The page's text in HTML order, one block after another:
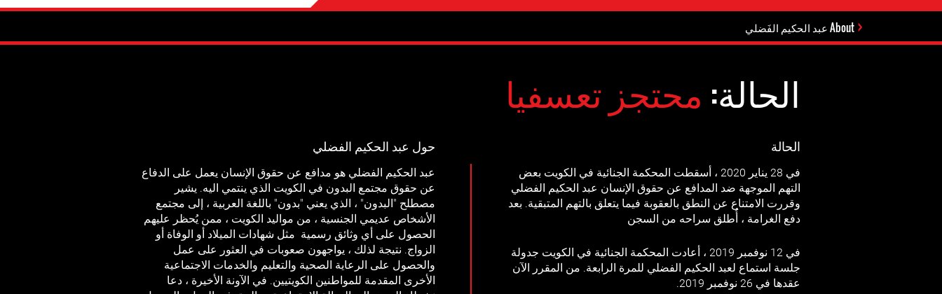
About عبد الحكيم الفَضلي
الحالة: محتجز تعسفيا
الحالة
في 28 يناير 2020 ، أسقطت المحكمة الجنائية في الكويت بعض
التهم الموجهة ضد المدافع عن حقوق الإنسان عبد الحكيم الفضلي
وقررت الامتناع عن النطق بالعقوبة فيما يتعلق بالتهم المتبقية. بعد
دفع الغرامة ، أُطلق سراحه من السجن
في 12 نوفمبر 2019 ، أعادت المحكمة الجنائية في الكويت جدولة
جلسة استماع لعبد الحكيم الفضلي للمرة الرابعة. من المقرر الآن
عقدها في 26 نوفمبر 2019.
حول عبد الحكيم الفضلي
عبد الحكيم الفضلي هو مدافع عن حقوق الإنسان يعمل على الدفاع
عن حقوق مجتمع البدون في الكويت الذي ينتمي اليه. يشير
مصطلح "البدون" ، الذي يعني "بدون" باللغة العربية ، إلى مجتمع
الأشخاص عديمي الجنسية ، من مواليد الكويت ، ممن يُحظر عليهم
الحصول على أي وثائق رسمية مثل شهادات الميلاد أو الوفاة أو
الزواج. نتيجة لذلك ، يواجهون صعوبات في العثور على عمل
والحصول على الرعاية الصحية والتعليم والخدمات الاجتماعية
الأخرى المقدمة للمواطنين الكويتيين. في الآونة الأخيرة ، دعا